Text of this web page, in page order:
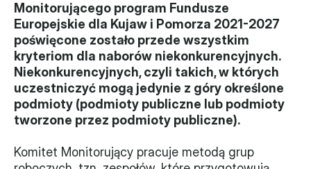
Statut i sprawozdania
Karta zasad
Władze
Historia i działania
Narzędzie samooceny
Monitorującego program Fundusze
Europejskie dla Kujaw i Pomorza 2021-2027
poświęcone zostało przede wszystkim
kryteriom dla naborów niekonkurencyjnych.
Niekonkurencyjnych, czyli takich, w których
uczestniczyć mogą jedynie z góry określone
podmioty (podmioty publiczne lub podmioty
tworzone przez podmioty publiczne).
Komitet Monitorujący pracuje metodą grup